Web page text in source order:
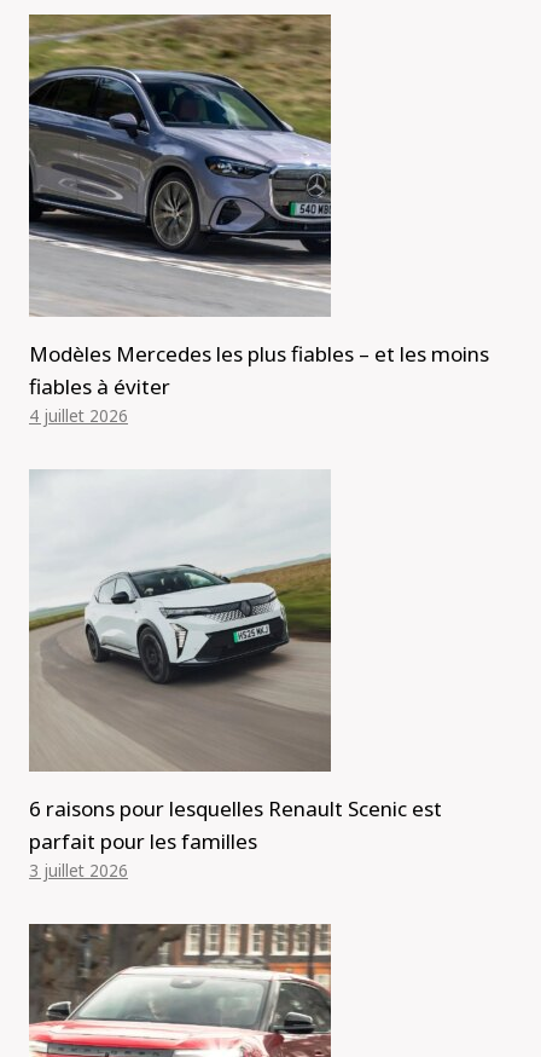
Modèles Mercedes les plus fiables – et les moins
fiables à éviter
4 juillet 2026
6 raisons pour lesquelles Renault Scenic est
parfait pour les familles
3 juillet 2026